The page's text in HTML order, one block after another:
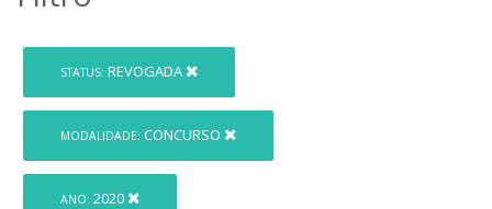
STATUS: REVOGADA
MODALIDADE: CONCURSO
ANO: 2020